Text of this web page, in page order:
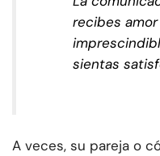
recibes
sientas
A veces, su pareja o